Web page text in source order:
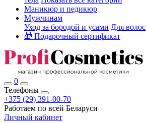
Маникюр и педикюр
Мужчинам
Уход за бородой и усами Для волос
🎁 Подарочный сертификат
0
Телефоны
+375 (29) 391-00-70
Работаем по всей Беларуси
Личный кабинет